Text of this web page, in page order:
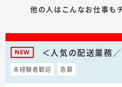
他の人はこんなお仕事も
＜人気の配送業務
未経験者歓迎 急募